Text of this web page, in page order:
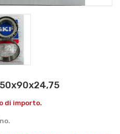
di importo.